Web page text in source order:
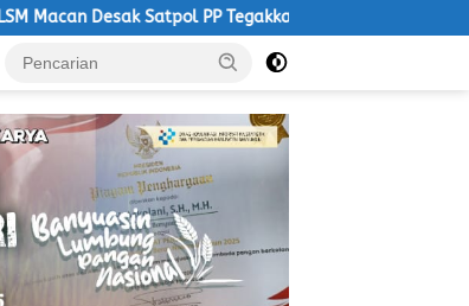
PP Tegakkan Aturan, Operasional PKS Tanpa Izin